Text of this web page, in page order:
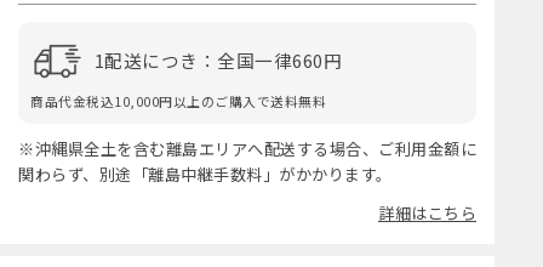
1配送につき：全国一律660円
商品代金税込10,000円以上のご購入で送料無料
※沖縄県全土を含む離島エリアへ配送する場合、ご利用金額に
関わらず、別途「離島中継手数料」がかかります。
詳細はこちら